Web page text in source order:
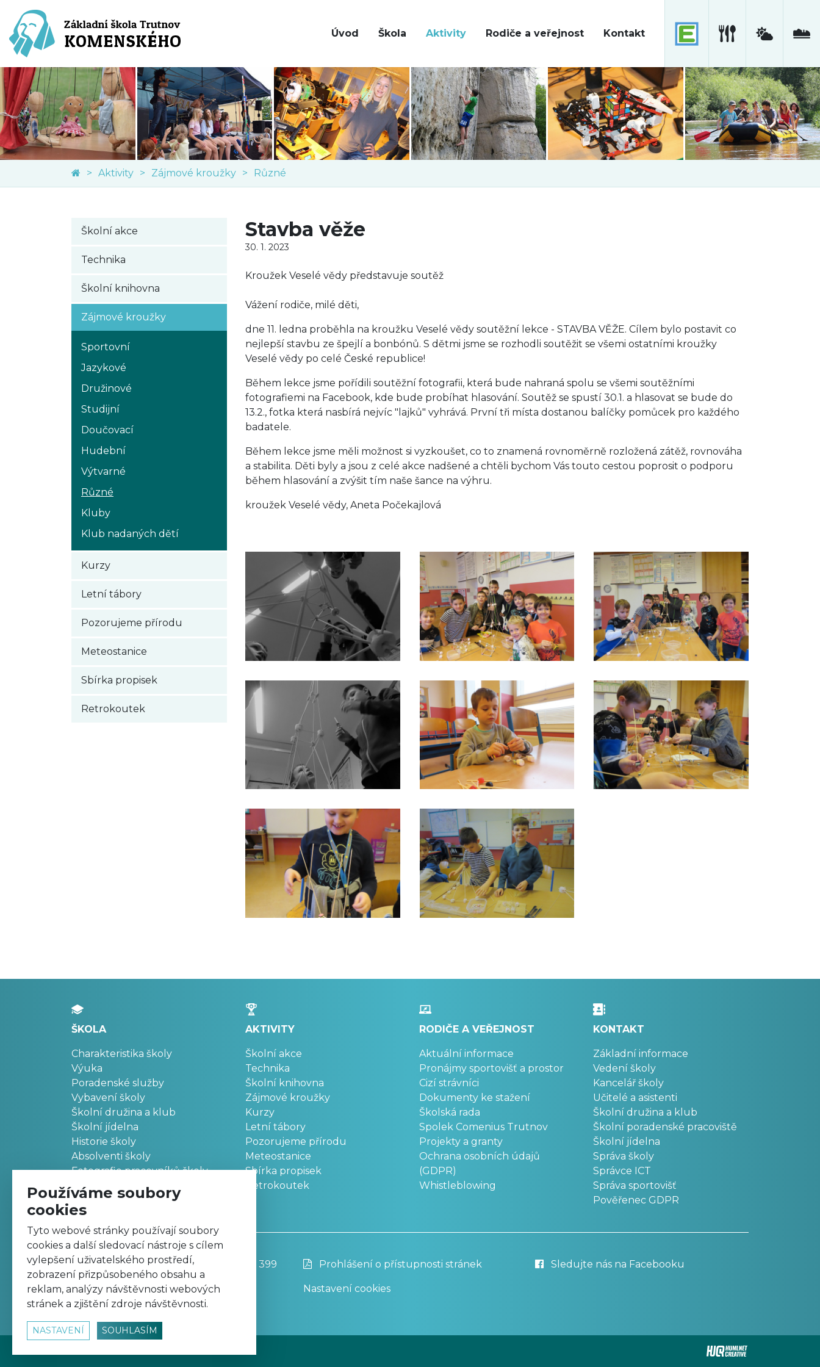
Úvod Škola Aktivity Rodiče a veřejnost Kontakt
Aktivity Zájmové kroužky Různé
Školní akce
Technika
Školní knihovna
Zájmové kroužky
Sportovní
Jazykové
Družinové
Studijní
Doučovací
Hudební
Výtvarné
Různé
Kluby
Klub nadaných dětí
Kurzy
Letní tábory
Pozorujeme přírodu
Meteostanice
Sbírka propisek
Retrokoutek
Stavba věže
30. 1. 2023
Kroužek Veselé vědy představuje soutěž
Vážení rodiče, milé děti,
dne 11. ledna proběhla na kroužku Veselé vědy soutěžní lekce - STAVBA VĚŽE. Cílem bylo postavit co
nejlepší stavbu ze špejlí a bonbónů. S dětmi jsme se rozhodli soutěžit se všemi ostatními kroužky
Veselé vědy po celé České republice!
Během lekce jsme pořídili soutěžní fotografii, která bude nahraná spolu se všemi soutěžními
fotografiemi na Facebook, kde bude probíhat hlasování. Soutěž se spustí 30.1. a hlasovat se bude do
13.2., fotka která nasbírá nejvíc "lajků" vyhrává. První tři místa dostanou balíčky pomůcek pro každého
badatele.
Během lekce jsme měli možnost si vyzkoušet, co to znamená rovnoměrně rozložená zátěž, rovnováha
a stabilita. Děti byly a jsou z celé akce nadšené a chtěli bychom Vás touto cestou poprosit o podporu
během hlasování a zvýšit tím naše šance na výhru.
kroužek Veselé vědy, Aneta Počekajlová
ŠKOLA
Charakteristika školy
Výuka
Poradenské služby
Vybavení školy
Školní družina a klub
Školní jídelna
Historie školy
Absolventi školy
Fotografie pracovníků školy
AKTIVITY
Školní akce
Technika
Školní knihovna
Zájmové kroužky
Kurzy
Letní tábory
Pozorujeme přírodu
Meteostanice
Sbírka propisek
Retrokoutek
RODIČE A VEŘEJNOST
Aktuální informace
Pronájmy sportovišť a prostor
Cizí strávníci
Dokumenty ke stažení
Školská rada
Spolek Comenius Trutnov
Projekty a granty
Ochrana osobních údajů
(GDPR)
Whistleblowing
KONTAKT
Základní informace
Vedení školy
Kancelář školy
Učitelé a asistenti
Školní družina a klub
Školní poradenské pracoviště
Školní jídelna
Správa školy
Správce ICT
Správa sportovišť
Pověřenec GDPR
Základní škola, Trutnov, Komenského 399
499 811 195
zskomtu@zskomtu.cz
Prohlášení o přístupnosti stránek
Nastavení cookies
Sledujte nás na Facebooku
Používáme soubory
cookies
Tyto webové stránky používají soubory
cookies a další sledovací nástroje s cílem
vylepšení uživatelského prostředí,
zobrazení přizpůsobeného obsahu a
reklam, analýzy návštěvnosti webových
stránek a zjištění zdroje návštěvnosti.
NASTAVENÍ SOUHLASÍM